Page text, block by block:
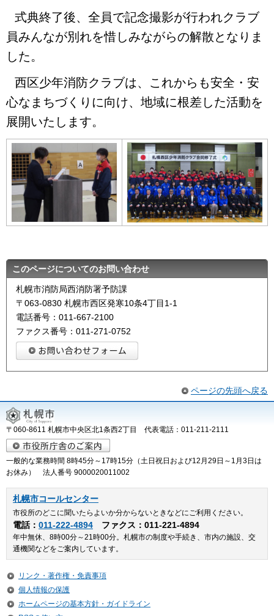
式典終了後、全員で記念撮影が行われクラブ
員みんなが別れを惜しみながらの解散となりま
した。
西区少年消防クラブは、これからも安全・安
心なまちづくりに向け、地域に根差した活動を
展開いたします。
このページについてのお問い合わせ
札幌市消防局西消防署予防課
〒063-0830 札幌市西区発寒10条4丁目1-1
電話番号：011-667-2100
ファクス番号：011-271-0752
ページの先頭へ戻る
〒060-8611 札幌市中央区北1条西2丁目 代表電話：011-211-2111
一般的な業務時間 8時45分～17時15分（土日祝日および12月29日～1月3日は
お休み） 法人番号 9000020011002
札幌市コールセンター
市役所のどこに聞いたらよいか分からないときなどにご利用ください。
電話： 011-222-4894 ファクス：011-221-4894
年中無休、8時00分～21時00分。札幌市の制度や手続き、市内の施設、交
通機関などをご案内しています。
リンク・著作権・免責事項
個人情報の保護
ホームページの基本方針・ガイドライン